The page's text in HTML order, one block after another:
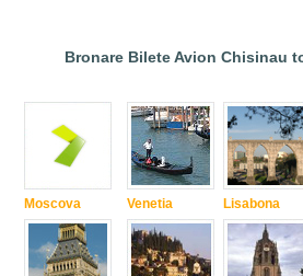
Bronare Bilete Avion Chisinau
Moscova Venetia Lisabona